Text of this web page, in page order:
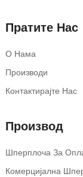
Пратите Нас
О Нама
Производи
Контактирајте Нас
Производ
Шперплоча За
Комерцијална